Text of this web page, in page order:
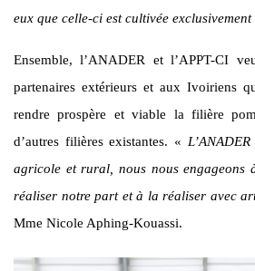
eux que celle-ci est cultivée exclusivement
Ensemble, l’ANADER et l’APPT-CI
partenaires extérieurs et aux Ivoiriens
rendre prospère et viable la filière
d’autres filières existantes. «
agricole et rural, nous nous engageons
réaliser notre part et à la réaliser avec
Mme Nicole Aphing-Kouassi.